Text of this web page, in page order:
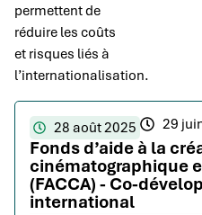
permettent de
réduire les coûts
et risques liés à
l’internationalisation.
28 août 2025 29
Fonds d’aide à la
cinématographique
(FACCA) - Co-
international